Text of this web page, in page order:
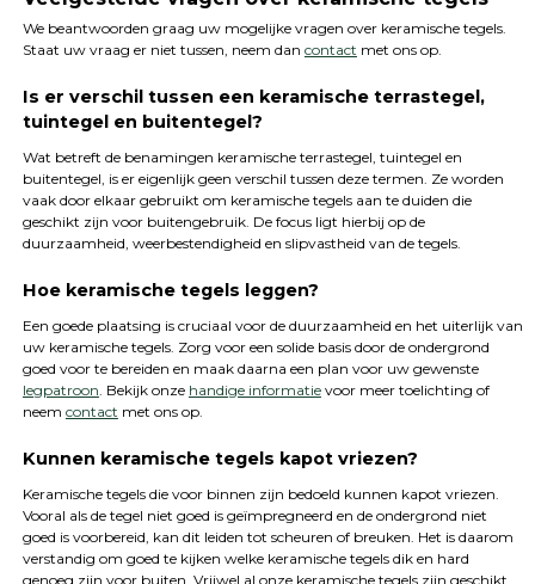
We beantwoorden graag uw mogelijke vragen over keramische tegels.
Staat uw vraag er niet tussen, neem dan contact met ons op.
Is er verschil tussen een keramische terrastegel,
tuintegel en buitentegel?
Wat betreft de benamingen keramische terrastegel, tuintegel en
buitentegel, is er eigenlijk geen verschil tussen deze termen. Ze worden
vaak door elkaar gebruikt om keramische tegels aan te duiden die
geschikt zijn voor buitengebruik. De focus ligt hierbij op de
duurzaamheid, weerbestendigheid en slipvastheid van de tegels.
Hoe keramische tegels leggen?
Een goede plaatsing is cruciaal voor de duurzaamheid en het uiterlijk van
uw keramische tegels. Zorg voor een solide basis door de ondergrond
goed voor te bereiden en maak daarna een plan voor uw gewenste
legpatroon. Bekijk onze handige informatievoor meer toelichting of
neem contact met ons op.
Kunnen keramische tegels kapot vriezen?
Keramische tegels die voor binnen zijn bedoeld kunnen kapot vriezen.
Vooral als de tegel niet goed is geïmpregneerd en de ondergrond niet
goed is voorbereid, kan dit leiden tot scheuren of breuken. Het is daarom
verstandig om goed te kijken welke keramische tegels dik en hard
genoeg zijn voor buiten. Vrijwel al onze keramische tegels zijn geschikt